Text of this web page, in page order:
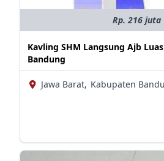
Rp. 216 juta
Kavling SHM Langsung Ajb
Bandung
Jawa Barat, Kabupaten